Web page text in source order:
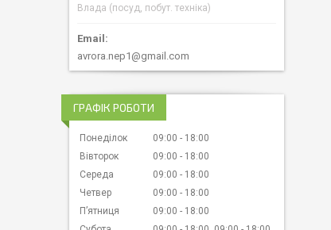
Влада (посуд, побут. техніка)
avrora.nep1@gmail.com
ГРАФІК РОБОТИ
Понеділок 09:00
18:00
Вівторок
09:00
18:00
Середа
09:00
18:00
Четвер
09:00
18:00
Пʼятниця
09:00
18:00